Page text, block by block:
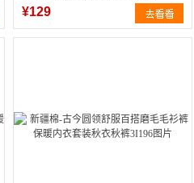
¥129